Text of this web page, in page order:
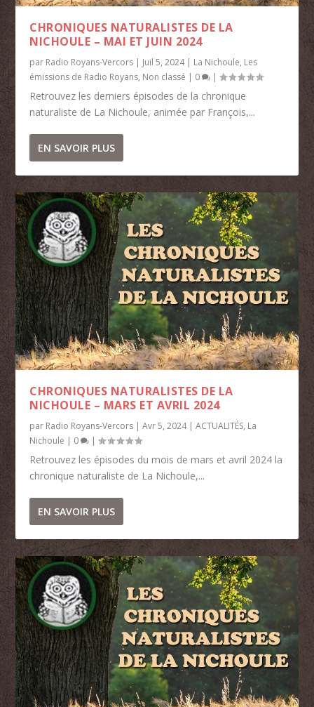
CHRONIQUES NATURALISTES DE LA
NICHOULE – MAI ET JUIN 2024
par Radio Royans-Vercors | Juil 5, 2024| La Nichoule, Les
émissions de Radio Royans, Non classé | 0 |
Retrouvez les derniers épisodes de la chronique
naturaliste de La Nichoule, animée par François,...
EN SAVOIR PLUS
CHRONIQUES NATURALISTES DE LA
NICHOULE – MARS ET AVRIL 2024
par Radio Royans-Vercors |Avr 5, 2024|ACTUALITÉS, La
Nichoule | 0 |
Retrouvez les épisodes du mois de mars et avril 2024 la
chronique naturaliste de La Nichoule,...
EN SAVOIR PLUS